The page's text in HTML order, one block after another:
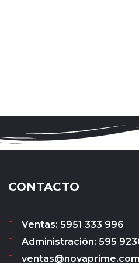
CONTACTO
Ventas: 5951 333 996
Administración: 595